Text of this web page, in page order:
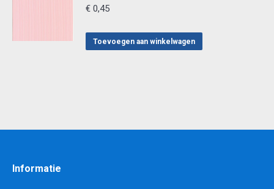
€ 0,45
Toevoegen aan winkelwagen
Informatie